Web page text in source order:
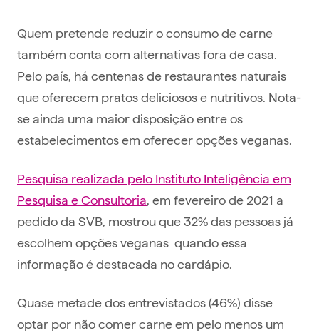
Quem pretende reduzir o consumo de carne
também conta com alternativas fora de casa.
Pelo país, há centenas de restaurantes naturais
que oferecem pratos deliciosos e nutritivos. Nota-
se ainda uma maior disposição entre os
estabelecimentos em oferecer opções veganas.
Pesquisa realizada pelo Instituto Inteligência em
Pesquisa e Consultoria, em fevereiro de 2021 a
pedido da SVB, mostrou que 32% das pessoas já
escolhem opções veganas quando essa
informação é destacada no cardápio.
Quase metade dos entrevistados (46%) disse
optar por não comer carne em pelo menos um